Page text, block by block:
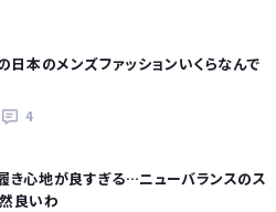
日本のメンズファッションいくらなんで
4
き心地が良すぎる…ニューバランスのス
良いわ